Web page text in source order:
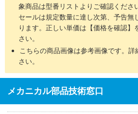
象商品は型番リストよりご確認くださ
セールは規定数量に達し次第、予告無
ります。正しい単価は【価格を確認】
さい。
こちらの商品画像は参考画像です。
さい。
メカニカル部品技術窓口